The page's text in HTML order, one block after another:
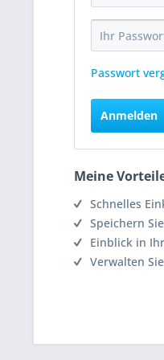
Passwort
Anmelden
Meine
Schnelles
Speichern
Einblick in
Verwalten